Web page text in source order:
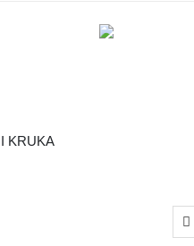
KRUKA
De olika alternativen kan väljas på produktsidan